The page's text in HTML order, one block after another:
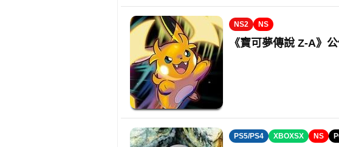
NS2 NS
《寶可夢傳說 Z-A》
PS5/PS4 XBOXSX NS